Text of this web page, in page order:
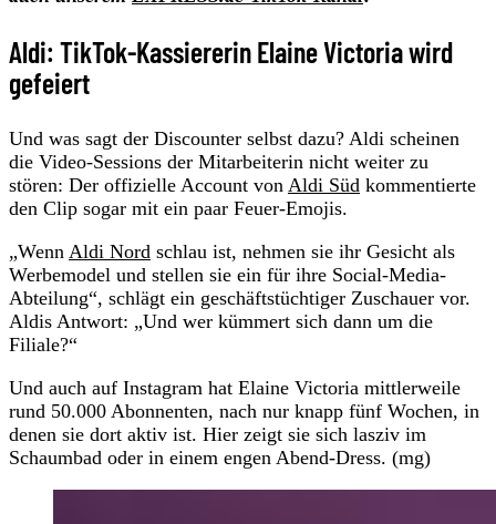
Aldi: TikTok-Kassiererin Elaine Victoria wird
gefeiert
Und was sagt der Discounter selbst dazu? Aldi scheinen
die Video-Sessions der Mitarbeiterin nicht weiter zu
stören: Der offizielle Account von Aldi Süd kommentierte
den Clip sogar mit ein paar Feuer-Emojis.
„Wenn Aldi Nord schlau ist, nehmen sie ihr Gesicht als
Werbemodel und stellen sie ein für ihre Social-Media-
Abteilung“, schlägt ein geschäftstüchtiger Zuschauer vor.
Aldis Antwort: „Und wer kümmert sich dann um die
Filiale?“
Und auch auf Instagram hat Elaine Victoria mittlerweile
rund 50.000 Abonnenten, nach nur knapp fünf Wochen, in
denen sie dort aktiv ist. Hier zeigt sie sich lasziv im
Schaumbad oder in einem engen Abend-Dress. (mg)